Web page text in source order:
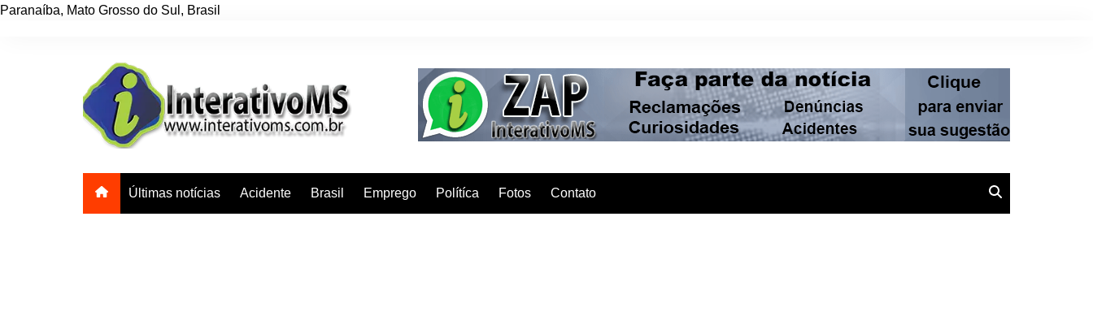
Paranaíba, Mato Grosso do Sul , Brasil
Últimas notícias Acidente Brasil Emprego Polítíca Fotos Contato